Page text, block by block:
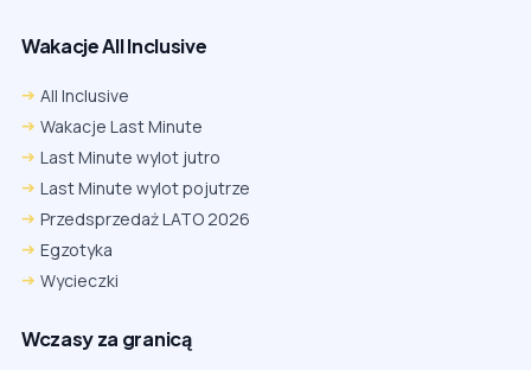
Wakacje All Inclusive
All Inclusive
Wakacje Last Minute
Last Minute wylot jutro
Last Minute wylot pojutrze
Przedsprzedaż LATO 2026
Egzotyka
Wycieczki
Wczasy za granicą